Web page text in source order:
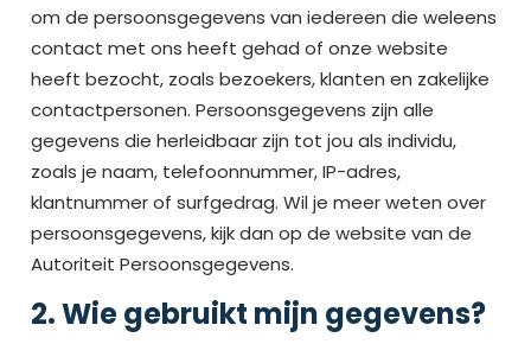
om de persoonsgegevens van iedereen die weleens
contact met ons heeft gehad of onze website
heeft bezocht, zoals bezoekers, klanten en zakelijke
contactpersonen. Persoonsgegevens zijn alle
gegevens die herleidbaar zijn tot jou als individu,
zoals je naam, telefoonnummer, IP-adres,
klantnummer of surfgedrag. Wil je meer weten over
persoonsgegevens, kijk dan op de website van de
Autoriteit Persoonsgegevens.
2. Wie gebruikt mijn gegevens?